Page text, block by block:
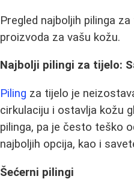
Pregled najboljih pilinga
proizvoda za vašu kožu.
Najbolji pilingi za tijelo:
Piling za tijelo je
cirkulaciju i ostavlja kožu
pilinga, pa je često teško
najboljih opcija, kao i
Šećerni pilingi